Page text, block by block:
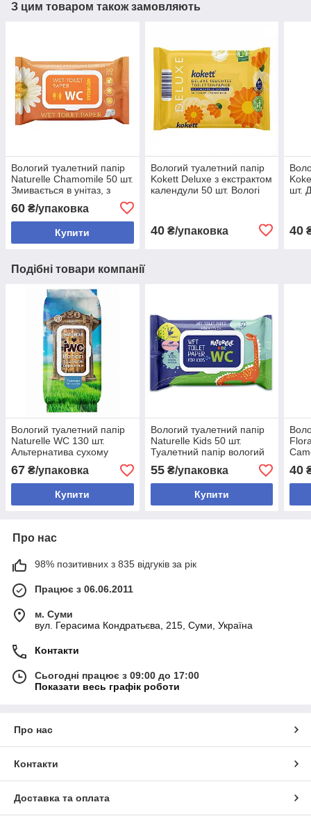
З цим товаром також замовляють
Вологий туалетний папір
Naturelle Сhamomile 50 шт.
Змивається в унітаз, з
60 ₴/упаковка
Купити
Вологий туалетний папір
Kokett Deluxe з екстрактом
календули 50 шт. Вологі
40₴/упаковка
шт.
40
Подібні товари компанії
Вологий туалетний папір
Naturelle WC 130 шт.
Альтернатива сухому
паперу
67 ₴/упаковка
Купити
Вологий туалетний папір
Naturelle Kids 50 шт.
Туалетний папір вологий
дитячий
55₴/упаковка
Купити
40
Про нас
98% позитивних з 835 відгуків за рік
Працює з 06.06.2011
м. Суми
вул. Герасима Кондратьєва, 215, Суми, Україна
Контакти
Сьогодні працює з 09:00 до 17:00
Показати весь графік роботи
Про нас
Контакти
Доставка та оплата